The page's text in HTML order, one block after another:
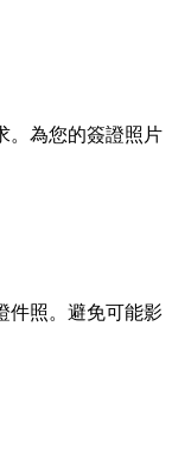
。為您的簽證照片
件照。避免可能影